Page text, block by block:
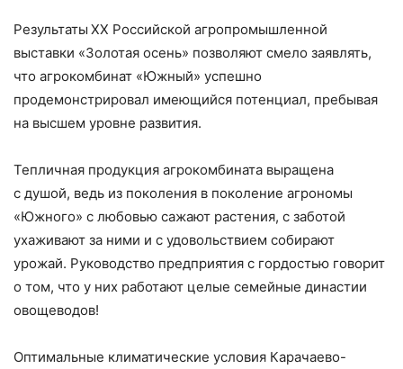
Результаты XX Российской агропромышленной
выставки «Золотая осень» позволяют смело заявлять,
что агрокомбинат «Южный» успешно
продемонстрировал имеющийся потенциал, пребывая
на высшем уровне развития.
Тепличная продукция агрокомбината выращена
с душой, ведь из поколения в поколение агрономы
«Южного» с любовью сажают растения, с заботой
ухаживают за ними и с удовольствием собирают
урожай. Руководство предприятия с гордостью говорит
о том, что у них работают целые семейные династии
овощеводов!
Оптимальные климатические условия Карачаево-